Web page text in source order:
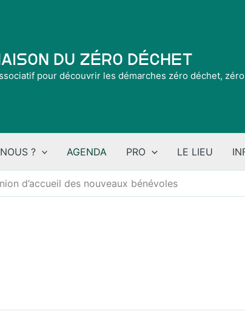
du Zéro Déchet
pour découvrir les démarches zéro déchet,
? AGENDA PRO LE LIEU
d’accueil des nouveaux bénévoles